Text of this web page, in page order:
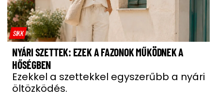
SIKK
NYÁRI SZETTEK: EZEK A FAZONOK MŰKÖDNEK A
HŐSÉGBEN
Ezekkel a szettekkel egyszerűbb a nyári
öltözködés.